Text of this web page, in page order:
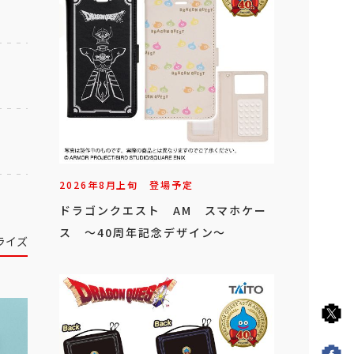
イズ
2026年8月上旬 登場予定
ドラゴンクエスト AM スマホケー
ス ～40周年記念デザイン～